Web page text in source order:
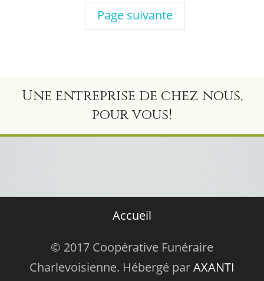
Page suivante
Une entreprise de chez nous,
pour vous!
Accueil
© 2017 Coopérative Funéraire
Charlevoisienne. Hébergé parAXANTI